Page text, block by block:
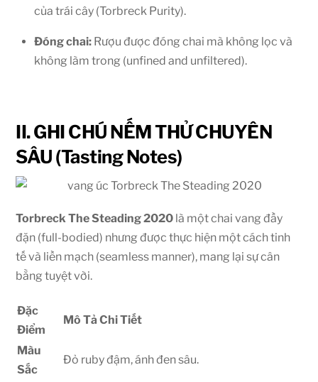
của trái cây (Torbreck Purity).
Đóng chai: Rượu được đóng chai mà không lọc và
không làm trong (unfined and unfiltered).
II. GHI CHÚ NẾM THỬ CHUYÊN
SÂU (Tasting Notes)
Torbreck The Steading 2020 là một chai vang đầy
đặn (full-bodied) nhưng được thực hiện một cách tinh
tế và liền mạch (seamless manner), mang lại sự cân
bằng tuyệt vời.
Đặc
Điểm
Mô Tả Chi Tiết
Màu
Sắc
Đỏ ruby đậm, ánh đen sâu.